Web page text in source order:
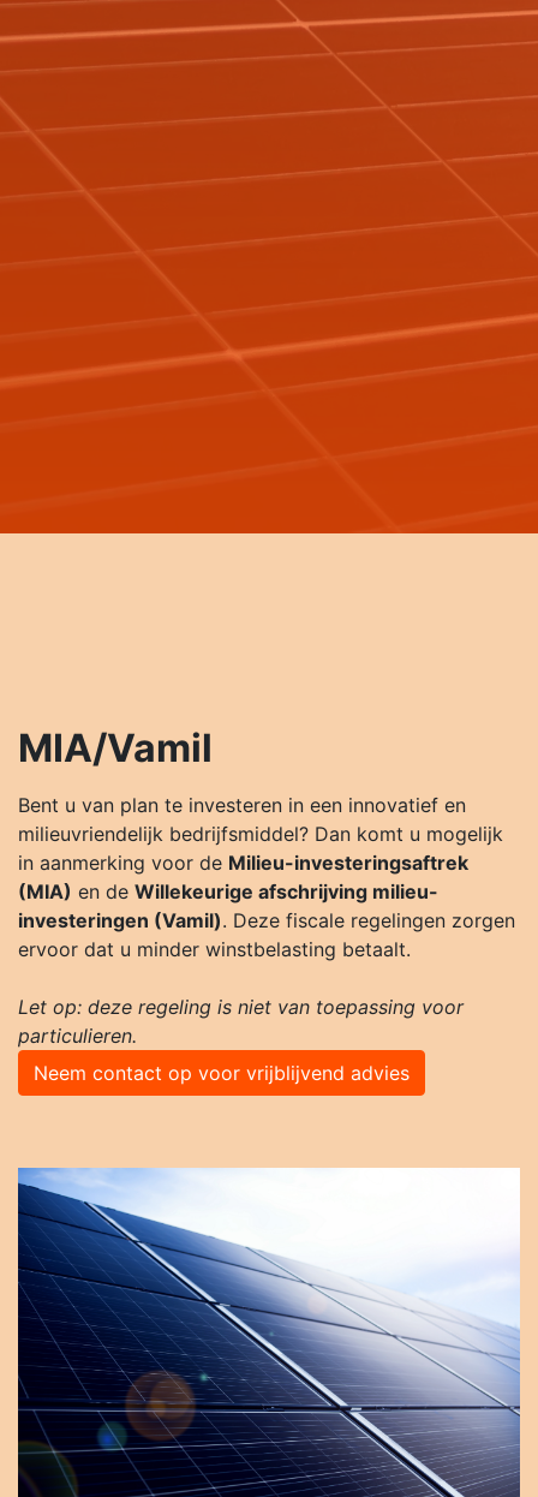
MIA/Vamil
Bent u van plan te investeren in een innovatief en
milieuvriendelijk bedrijfsmiddel? Dan komt u mogelijk
in aanmerking voor de Milieu-investeringsaftrek
(MIA) en de Willekeurige afschrijving milieu-
investeringen (Vamil). Deze fiscale regelingen zorgen
ervoor dat u minder winstbelasting betaalt.
Let op: deze regeling is niet van toepassing voor
particulieren.
Neem contact op voor vrijblijvend advies